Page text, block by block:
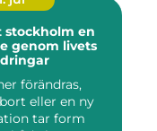
en
genom livets
förändras,
eller en ny
tar form